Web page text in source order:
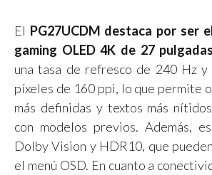
El PG27UCDM destaca por ser
gaming OLED 4K de 27
una tasa de refresco de 240 Hz y
píxeles de 160 ppi, lo que permite
más definidas y textos más
con modelos previos. Además,
Dolby Vision y HDR10, que
el menú OSD. En cuanto a